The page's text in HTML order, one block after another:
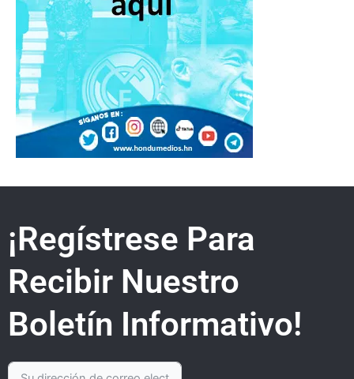
¡Regístrese Para
Recibir Nuestro
Boletín Informativo!